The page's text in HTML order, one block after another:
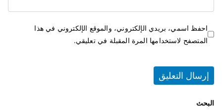
احفظ اسمي، بريدي الإلكتروني، والموقع الإلكتروني في هذا
المتصفح لاستخدامها المرة المقبلة في تعليقي.
البحث